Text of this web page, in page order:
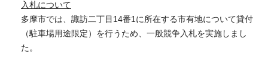
入札について
多摩市では、諏訪二丁目14番1に所在する市有地について貸付
（駐車場用途限定）を行うため、一般競争入札を実施しまし
た。